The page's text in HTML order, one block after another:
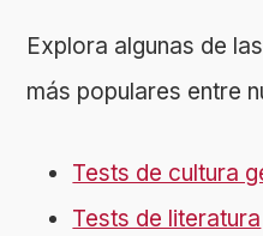
Explora algunas de
más populares entre
Tests de cultura
Tests de literatura